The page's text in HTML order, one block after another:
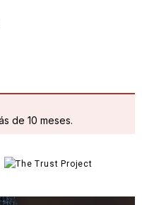
de 10 meses.